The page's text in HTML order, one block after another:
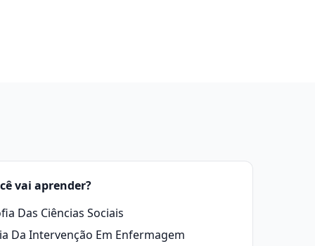
vai aprender?
Das Ciências Sociais
Da Intervenção Em Enfermagem